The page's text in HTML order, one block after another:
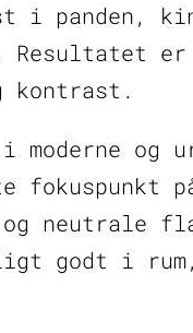
i panden,
er
kontrast.
i moderne
fokuspunkt
og
godt i rum,